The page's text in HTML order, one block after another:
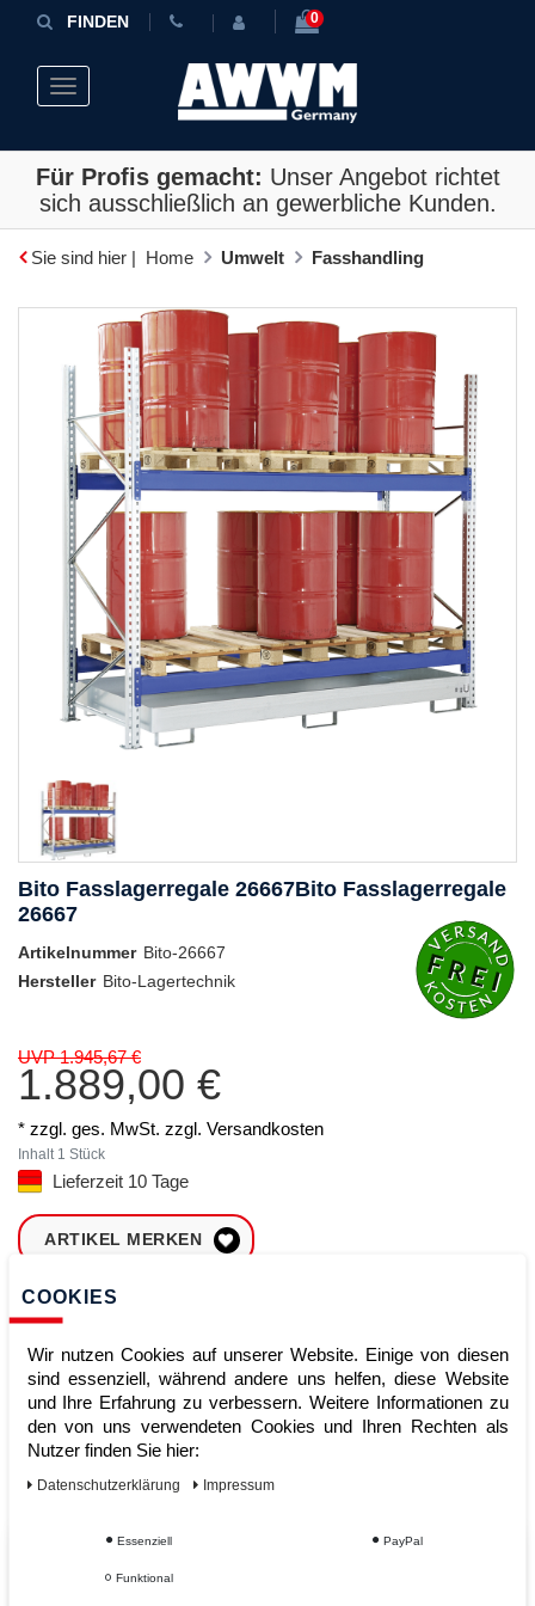
FINDEN 0
Toggle navigation
Für Profis gemacht: Unser Angebot richtet
sich ausschließlich an gewerbliche Kunden.
Sie sind hier | Home Umwelt Fasshandling
Bito Fasslagerregale 26667Bito Fasslagerregale
26667
Artikelnummer Bito-26667
Hersteller Bito-Lagertechnik
UVP 1.945,67 €
1.889,00 €
* zzgl. ges. MwSt. zzgl. Versandkosten
Inhalt 1 Stück
Lieferzeit 10 Tage
ARTIKEL MERKEN
ZUM WARENKORB
Sofort lieferbar
Kauf auf Rechnung
COOKIES
Wir nutzen Cookies auf unserer Website. Einige von diesen
sind essenziell, während andere uns helfen, diese Website
und Ihre Erfahrung zu verbessern. Weitere Informationen zu
den von uns verwendeten Cookies und Ihren Rechten als
Nutzer finden Sie hier:
Daten­schutz­erklärung Impressum
Essenziell PayPal
Funktional